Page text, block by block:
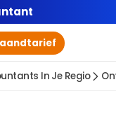
In Je Regio